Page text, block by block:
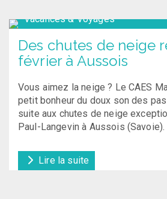
Vacances & Voyages
Des chutes de neige
février à Aussois
Vous aimez la neige ? Le CAES
petit bonheur du doux son des
suite aux chutes de neige
Paul-Langevin à Aussois (Savoie).
Lire la suite